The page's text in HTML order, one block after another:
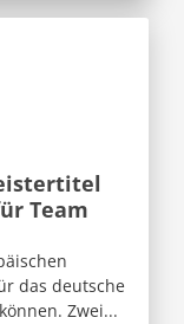
Team
das deutsche
Zwei...